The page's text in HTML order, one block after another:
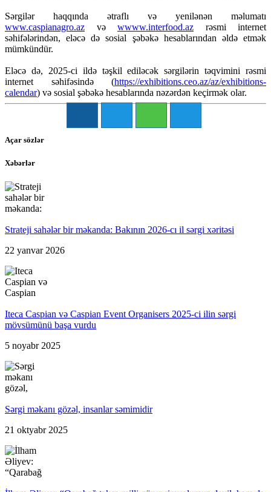
Sərgilər haqqında ətraflı və yenilənən məlumatı
www.caspianagro.az
və wwww.interfood.az
rəsmi internet
səhifələrindən, eləcə də sosial şəbəkə hesablarından əldə etmək
mümkündür.
Eləcə də, 2025-ci ildə təşkil ediləcək sərgilərin təqvimini rəsmi
internet səhifəsində(https://exhibitions.ceo.az/az/exhibitions-
calendar) və sosial şəbəkə hesablarında nəzərdən keçirmək olar.
Açar sözlər
Xəbərlər
Strateji sahələr bir məkanda: Bakının 2026-cı il sərgi xəritəsi
22 yanvar 2026
Iteca Caspian və Caspian Event Organisers 2025-ci ilin sərgi
mövsümünü başa vurdu
5 noyabr 2025
Sərgi məkanı gözəl, insanlar səmimidir
21 oktyabr 2025